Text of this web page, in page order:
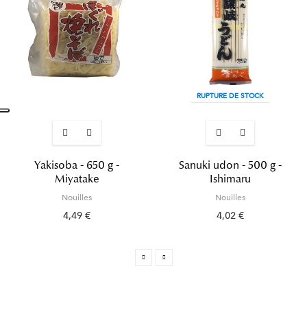
Yakisoba - 650 g -
Miyatake
Nouilles
4,49 €
RUPTURE DE STOCK
Sanuki udon - 500 g -
Ishimaru
Nouilles
4,02 €